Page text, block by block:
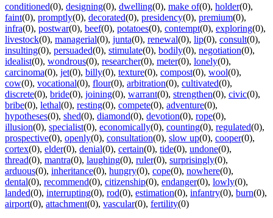
conditioned(0), designing(0), dwelling(0), make of(0), holder(0),
faint(0), promptly(0), decorated(0), presidency(0), premium(0),
infra(0), postwar(0), beef(0), potatoes(0), contempt(0), exploring(0),
livestock(0), managerial(0), junta(0), renewal(0), lip(0), consult(0),
insulting(0), persuaded(0), stimulate(0), bodily(0), negotiation(0),
idealist(0), wondrous(0), researcher(0), meter(0), lonely(0),
carcinoma(0), jet(0), billy(0), texture(0), compost(0), wool(0),
cow(0), vocational(0), flour(0), arbitration(0), cultivated(0),
discrete(0), bride(0), joining(0), warrant(0), strengthen(0), civic(0),
bribe(0), lethal(0), resting(0), compete(0), adventure(0),
hypotheses(0), shed(0), diamond(0), devotion(0), rope(0),
illusion(0), specialist(0), economically(0), counting(0), regulated(0),
prospective(0), openly(0), consultation(0), slow up(0), cooper(0),
cortex(0), elder(0), denial(0), certain(0), tide(0), undone(0),
thread(0), mantra(0), laughing(0), ruler(0), surprisingly(0),
arduous(0), inheritance(0), hungry(0), cope(0), nowhere(0),
dental(0), recommend(0), citizenship(0), endanger(0), lowly(0),
landed(0), interrupting(0), rod(0), estimation(0), infantry(0), burn(0),
airport(0), attachment(0), vascular(0), fertility(0)